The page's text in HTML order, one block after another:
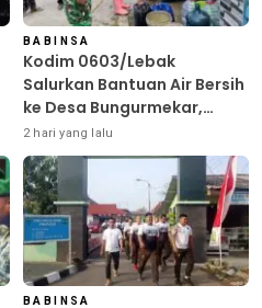
BABINSA
Kodim 0603/Lebak
Salurkan Bantuan Air Bersih
ke Desa Bungurmekar,
Ringankan Beban Warga
Terdampak Kemarau
2 hari yang lalu
BABINSA